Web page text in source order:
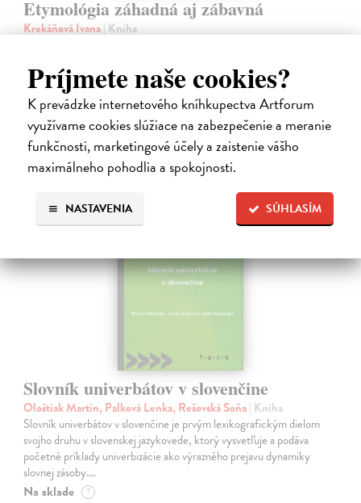
Príjmete naše cookies?
K prevádzke internetového kníhkupectva Artforum
využívame cookies slúžiace na zabezpečenie a meranie
funkčnosti, marketingové účely a zaistenie vášho
maximálneho pohodlia a spokojnosti.
SÚHLASÍM
NASTAVENIA
Etymológia záhadná aj zábavná
Krekáňová Ivana| Kniha
Na sklade ?
18,99 €
19,99 €
na sklade
Slovník univerbátov v slovenčine
Ološtiak Martin, Palková Lenka, Rešovská Soňa| Kniha
Slovník univerbátov v slovenčine je prvým lexikografickým dielom
svojho druhu v slovenskej jazykovede, ktorý vysvetľuje a podáva
početné príklady univerbizácie ako výrazného prejavu dynamiky
slovnej zásoby.…
Na sklade ?